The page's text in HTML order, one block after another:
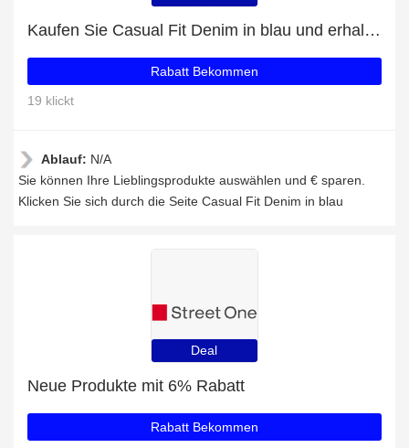
Kaufen Sie Casual Fit Denim in blau und erhalten Sie 27% Rabatt
Rabatt Bekommen
19 klickt
Ablauf: N/A
Sie können Ihre Lieblingsprodukte auswählen und € sparen.
Klicken Sie sich durch die Seite Casual Fit Denim in blau
Deal
Neue Produkte mit 6% Rabatt
Rabatt Bekommen